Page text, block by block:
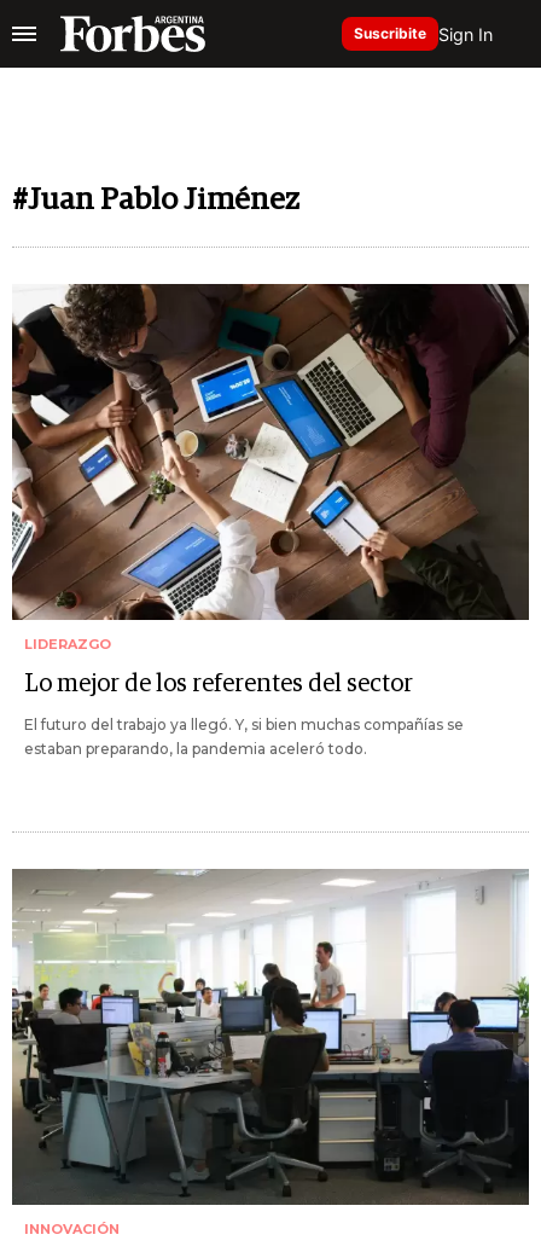
Suscribite Sign In
#Juan Pablo Jiménez
LIDERAZGO
Lo mejor de los referentes del sector
El futuro del trabajo ya llegó. Y, si bien muchas compañías se
estaban preparando, la pandemia aceleró todo.
INNOVACIÓN